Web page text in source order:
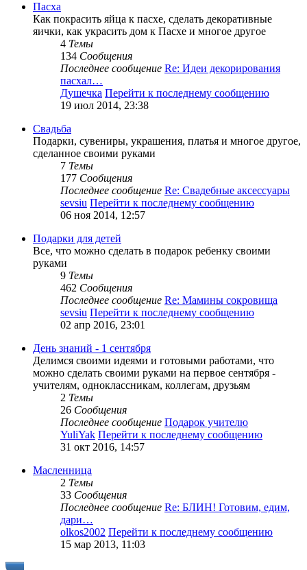
Пасха
Как покрасить яйца к пасхе, сделать декоративные
яички, как украсить дом к Пасхе и многое другое
4 Темы
134 Сообщения
Последнее сообщение Re: Идеи декорирования
пасхал…
Душечка Перейти к последнему сообщению
19 июл 2014, 23:38
Свадьба
Подарки, сувениры, украшения, платья и многое другое,
сделанное своими руками
7 Темы
177 Сообщения
Последнее сообщение Re: Свадебные аксессуары
sevsiu Перейти к последнему сообщению
06 ноя 2014, 12:57
Подарки для детей
Все, что можно сделать в подарок ребенку своими
руками
9 Темы
462 Сообщения
Последнее сообщение Re: Мамины сокровища
sevsiu Перейти к последнему сообщению
02 апр 2016, 23:01
День знаний - 1 сентября
Делимся своими идеями и готовыми работами, что
можно сделать своими руками на первое сентября -
учителям, одноклассникам, коллегам, друзьям
2 Темы
26 Сообщения
Последнее сообщение Подарок учителю
YuliYak Перейти к последнему сообщению
31 окт 2016, 14:57
Масленница
2 Темы
33 Сообщения
Последнее сообщение Re: БЛИН! Готовим, едим,
дари…
olkos2002 Перейти к последнему сообщению
15 мар 2013, 11:03